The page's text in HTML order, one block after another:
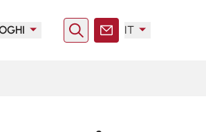
RicercaContatto
IT